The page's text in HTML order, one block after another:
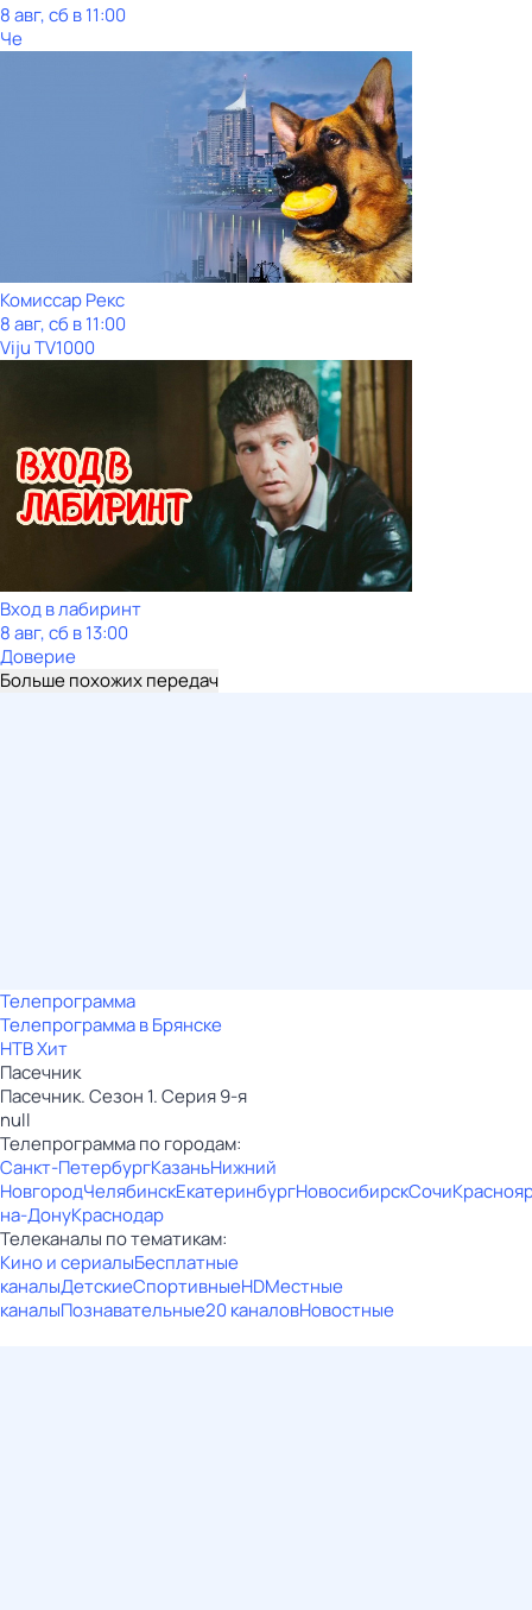
8 авг, сб в 11:00
Че
Комиссар Рекс
8 авг, сб в 11:00
Viju TV1000
Вход в лабиринт
8 авг, сб в 13:00
Доверие
Больше похожих передач
Телепрограмма
Телепрограмма в Брянске
НТВ Хит
Пасечник
Пасечник. Сезон 1. Серия 9-я
null
Телепрограмма по городам:
Санкт-ПетербургКазаньНижний
НовгородЧелябинскЕкатеринбургНовосибирскСочи
на-ДонуКраснодар
Телеканалы по тематикам:
Кино и сериалыБесплатные
каналыДетскиеСпортивныеHDМестные
каналыПознавательные20 каналовНовостные